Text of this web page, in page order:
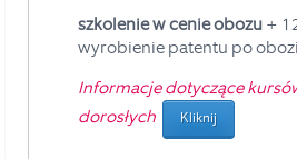
szkolenie w cenie obozu +
wyrobienie patentu po
Informacje dotyczące
dorosłych
Kliknij